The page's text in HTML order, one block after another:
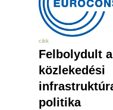
cikk
Felbolydult
közlekedési
politika